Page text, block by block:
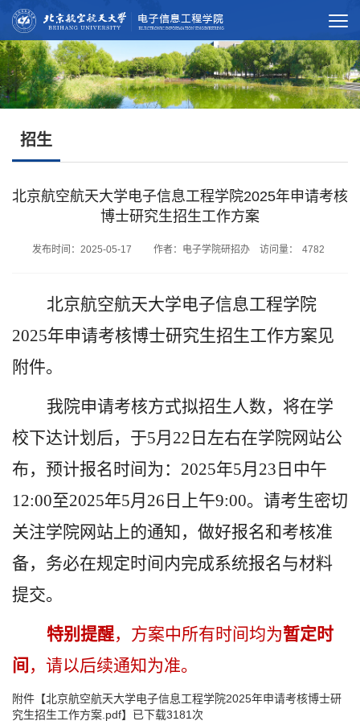
招生
北京航空航天大学电子信息工程学院2025年申请考核
博士研究生招生工作方案
发布时间：2025-05-17 作者：电子学院研招办 访问量： 4782
北京航空航天大学电子信息工程学院
2025年申请考核博士研究生招生工作方案见
附件。
我院申请考核方式拟招生人数，将在学
校下达计划后，于5月22日左右在学院网站公
布，预计报名时间为： 2025年5月 23 日中午
12:00至2025年5月26日上午9:00。请考生密切
关注学院网站上的通知，做好报名和考核准
备，务必在规定时间内完成系统报名与材料
提交。
特别提醒，方案中所有时间均为暂定时
间 ，请以后续通知为准。
附件【北京航空航天大学电子信息工程学院2025年申请考核博士研
究生招生工作方案.pdf】已下载3181次